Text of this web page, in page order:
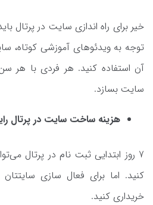
خیر برای راه اندازی سایت در پرتال
توجه به ویدئوهای آموزشی کوتاه،
آن استفاده کنید. هر فردی با هر
سایت بسازد.
هزینه ساخت سایت در پرتال
7 روز ابتدایی ثبت نام در پرتال
کنید. اما برای فعال سازی سایتتان
خریداری کنید.